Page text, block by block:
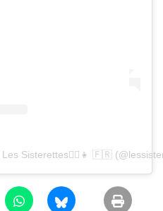
Sisterettes👱‍♀️👧 🇫🇷